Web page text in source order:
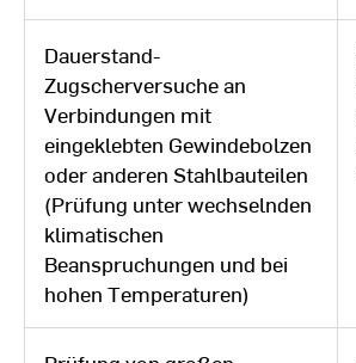
Dauerstand-
Zugscherversuche an
Verbindungen mit
eingeklebten Gewindebolzen
oder anderen Stahlbauteilen
(Prüfung unter wechselnden
klimatischen
Beanspruchungen und bei
hohen Temperaturen)